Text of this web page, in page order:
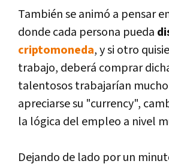
También se animó a pensar
donde cada persona pueda
criptomoneda, y si otro
trabajo, deberá comprar
talentosos trabajarí­an
apreciarse su "currency",
la lógica del empleo a nivel
Dejando de lado por un